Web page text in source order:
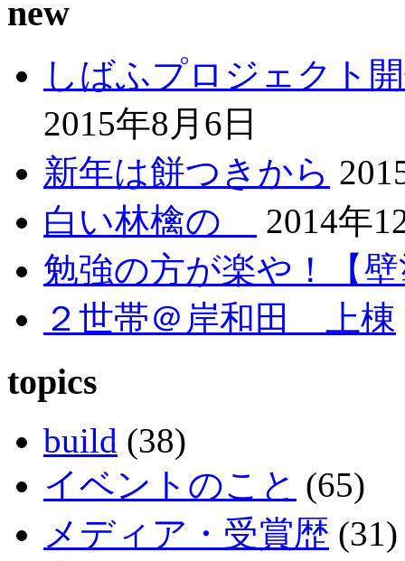
new
しばふプロジェクト
2015年8月6日
新年は餅つきから
白い林檎の
2014年
勉強の方が楽や！【
２世帯＠岸和田 上棟
topics
build (38)
イベントのこと (65)
メディア・受賞歴 (31)